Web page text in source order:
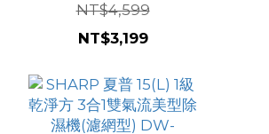
組(除濕石*2+還原座*1)
日本設計/台灣製造【八
NT$4,599
NT$3,199